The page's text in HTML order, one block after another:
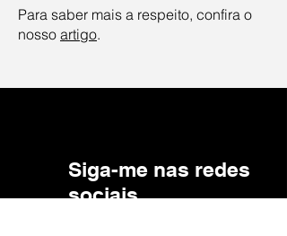
Para saber mais a respeito, confira o
nosso artigo.
Siga-me nas redes
sociais